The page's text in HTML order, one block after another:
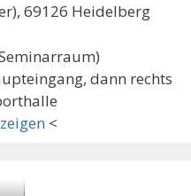
69126 Heidelberg
dann rechts
<